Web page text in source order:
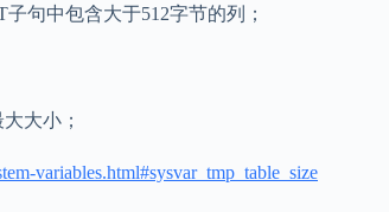
句中包含大于512字节的列；
大小；
variables.html#sysvar_tmp_table_size